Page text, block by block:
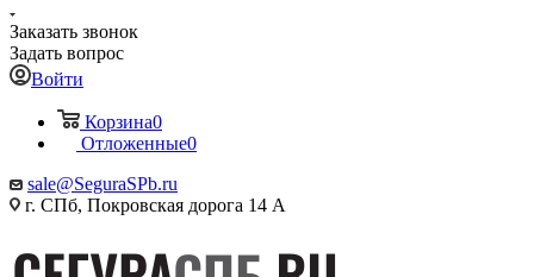
Заказать звонок
Задать вопрос
Войти
Корзина0
Отложенные0
sale@SeguraSPb.ru
г. СПб, Покровская дорога 14 А